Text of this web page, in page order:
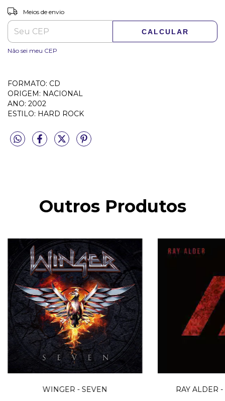
Entregas para o CEP:
Meios de envio
CALCULAR
Não sei meu CEP
FORMATO: CD
ORIGEM: NACIONAL
ANO: 2002
ESTILO: HARD ROCK
Outros Produtos
WINGER - SEVEN RAY ALDER